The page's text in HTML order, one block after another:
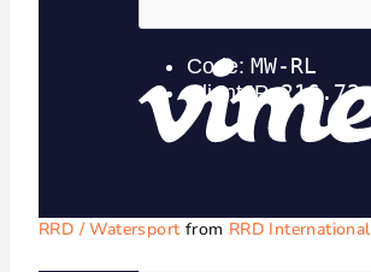
RRD / Watersport from RRD International